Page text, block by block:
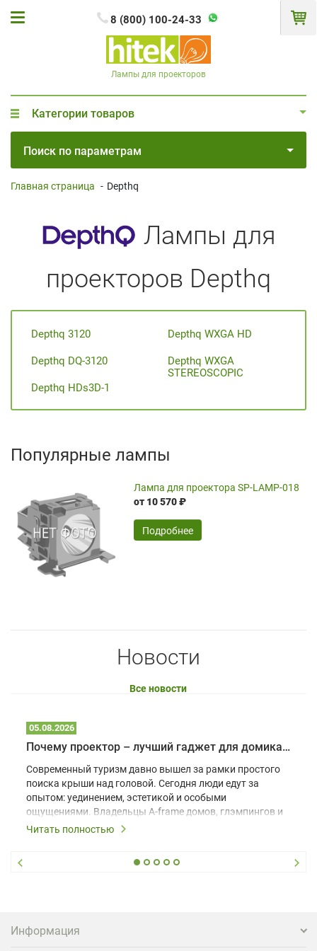
8 (800) 100-24-33
Лампы для проекторов
Категории товаров
Поиск по параметрам
Главная страница - Depthq
Лампы для
проекторов Depthq
Depthq 3120
Depthq DQ-3120
Depthq HDs3D-1
Depthq WXGA HD
Depthq WXGA
STEREOSCOPIC
Популярные лампы
Лампа для проектора SP-LAMP-018
от 10 570 ₽
Подробнее
Новости
Все новости
05.08.2026
Почему проектор – лучший гаджет для домика в глэмпинге
Современный туризм давно вышел за рамки простого
поиска крыши над головой. Сегодня люди едут за
опытом: уединением, эстетикой и особыми
ощущениями. Владельцы A-frame домов, глэмпингов и
шале понимают, что конкуренция растет, и
вернуться и поделиться впечатлениями в соцсетях,
проектора.
Читать полностью
Информация